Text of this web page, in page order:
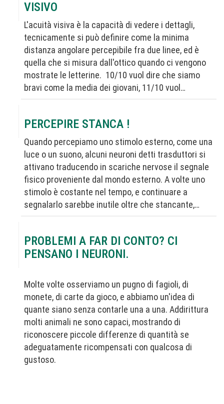
VISIVO
L'acuità visiva è la capacità di vedere i dettagli,
tecnicamente si può definire come la minima
distanza angolare percepibile fra due linee, ed è
quella che si misura dall'ottico quando ci vengono
mostrate le letterine. 10/10 vuol dire che siamo
bravi come la media dei giovani, 11/10 vuol…
PERCEPIRE STANCA !
Quando percepiamo uno stimolo esterno, come una
luce o un suono, alcuni neuroni detti trasduttori si
attivano traducendo in scariche nervose il segnale
fisico proveniente dal mondo esterno. A volte uno
stimolo è costante nel tempo, e continuare a
segnalarlo sarebbe inutile oltre che stancante,…
PROBLEMI A FAR DI CONTO? CI
PENSANO I NEURONI.
Molte volte osserviamo un pugno di fagioli, di
monete, di carte da gioco, e abbiamo un'idea di
quante siano senza contarle una a una. Addirittura
molti animali ne sono capaci, mostrando di
riconoscere piccole differenze di quantità se
adeguatamente ricompensati con qualcosa di
gustoso.